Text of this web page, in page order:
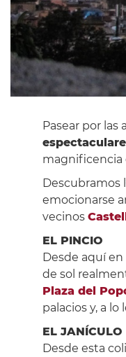
Pasear por
magnificencia
Descubramos
emocionarse
vecinos
EL PINCIO
Desde aquí
de sol
Plaza del
palacios y, a
EL JANÍCULO
Desde esta